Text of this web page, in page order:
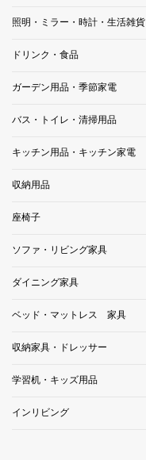
照明・ミラー・時計・生活雑貨
ドリンク・食品
ガーデン用品・季節家電
バス・トイレ・清掃用品
キッチン用品・キッチン家電
収納用品
座椅子
ソファ・リビング家具
ダイニング家具
ベッド・マットレス 家具
収納家具・ドレッサー
学習机・キッズ用品
インリビング